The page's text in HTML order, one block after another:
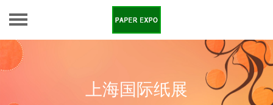
上海国际纸展